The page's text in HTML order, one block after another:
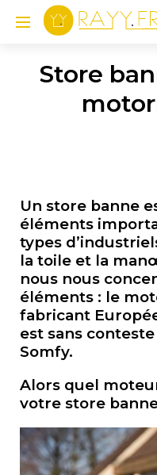
Store
Un store banne
éléments
types
la toile et la
nous nous
éléments : le
fabricant
est sans
Somfy.
Alors quel
votre store